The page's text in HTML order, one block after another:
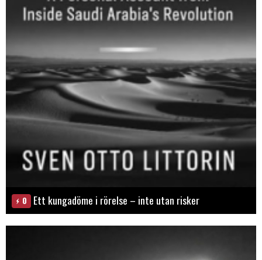
0 Ett kungadöme i rörelse – inte utan risker